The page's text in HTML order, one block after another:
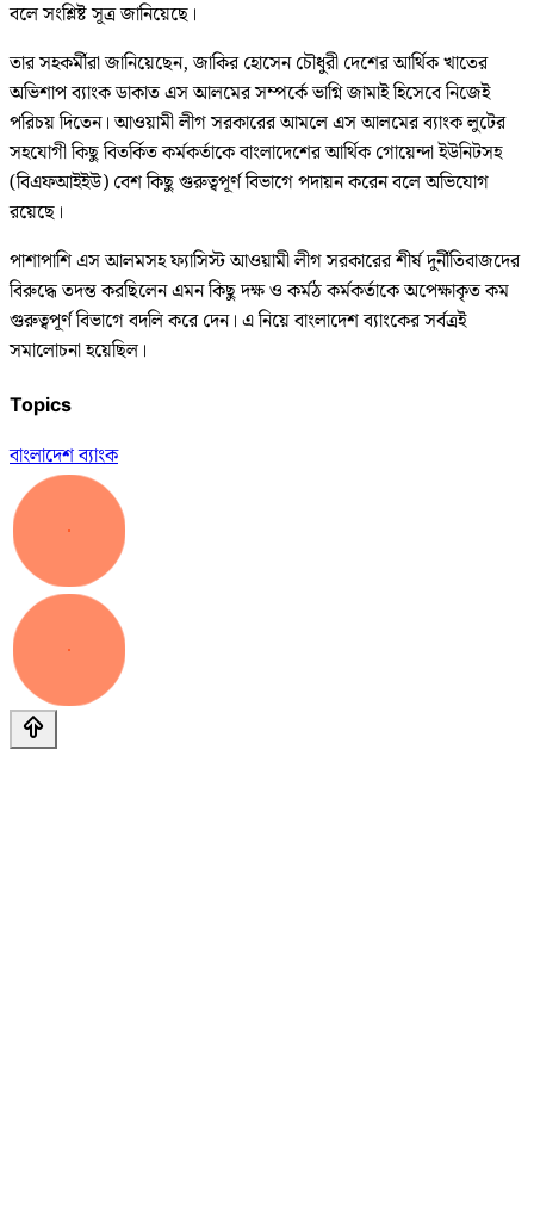
বলে সংশ্লিষ্ট সূত্র জানিয়েছে।
তার সহকর্মীরা জানিয়েছেন, জাকির হোসেন চৌধুরী দেশের আর্থিক খাতের
অভিশাপ ব্যাংক ডাকাত এস আলমের সম্পর্কে ভাগ্নি জামাই হিসেবে নিজেই
পরিচয় দিতেন। আওয়ামী লীগ সরকারের আমলে এস আলমের ব্যাংক লুটের
সহযোগী কিছু বিতর্কিত কর্মকর্তাকে বাংলাদেশের আর্থিক গোয়েন্দা ইউনিটসহ
(বিএফআইইউ) বেশ কিছু গুরুত্বপূর্ণ বিভাগে পদায়ন করেন বলে অভিযোগ
রয়েছে।
পাশাপাশি এস আলমসহ ফ্যাসিস্ট আওয়ামী লীগ সরকারের শীর্ষ দুর্নীতিবাজদের
বিরুদ্ধে তদন্ত করছিলেন এমন কিছু দক্ষ ও কর্মঠ কর্মকর্তাকে অপেক্ষাকৃত কম
গুরুত্বপূর্ণ বিভাগে বদলি করে দেন। এ নিয়ে বাংলাদেশ ব্যাংকের সর্বত্রই
সমালোচনা হয়েছিল।
Topics
বাংলাদেশ ব্যাংক